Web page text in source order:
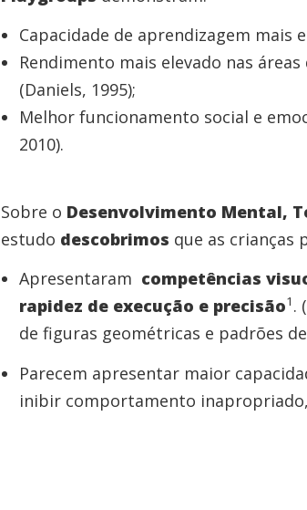
Capacidade de aprendizagem mais
Rendimento mais elevado nas
(Daniels, 1995);
Melhor funcionamento social e
2010).
Sobre o Desenvolvimento Mental,
estudo descobrimos que as crianças
Apresentaram competências
rapidez de execução e precisão1 .
de figuras geométricas e padrões
Parecem apresentar maior
inibir comportamento